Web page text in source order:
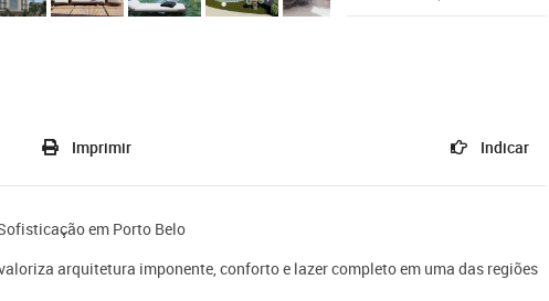
Imprimir Indicar
em Porto Belo
arquitetura imponente, conforto e lazer completo em uma das regiões